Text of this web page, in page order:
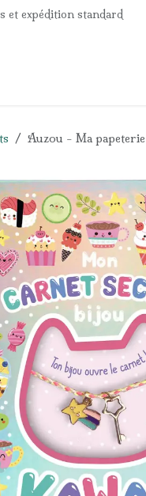
et expédition standard
Auzou - Ma